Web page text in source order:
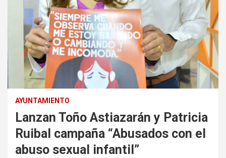
AYUNTAMIENTO
Lanzan Toño Astiazarán y Patricia
Ruibal campaña “Abusados con el
abuso sexual infantil”